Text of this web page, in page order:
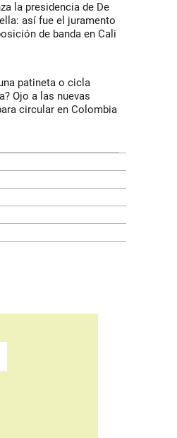
la presidencia de De
así fue el juramento
de banda en Cali
patineta o cicla
Ojo a las nuevas
circular en Colombia